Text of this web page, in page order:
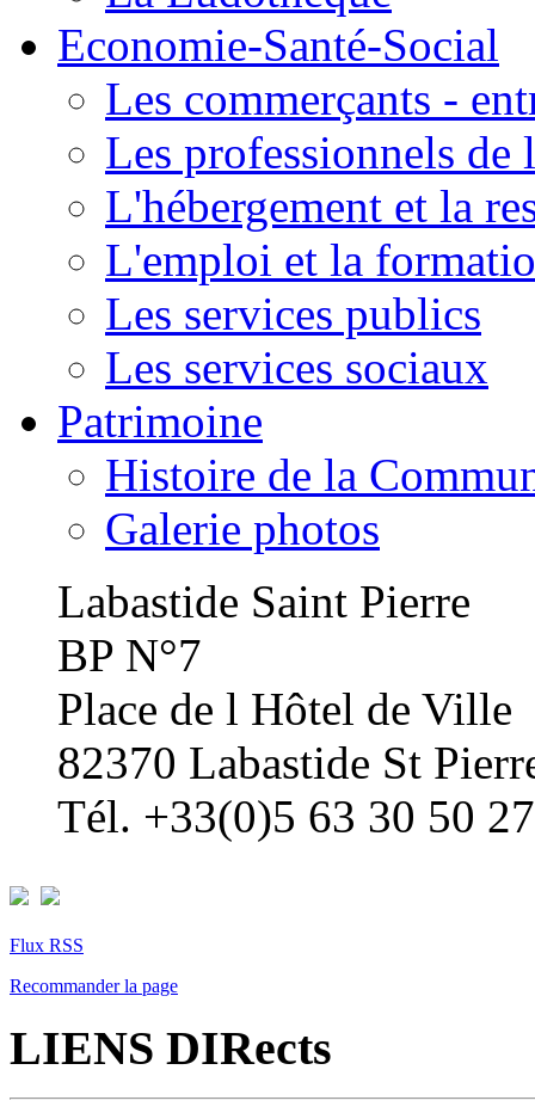
Economie-Santé-Social
Les commerçants -
Les professionnels de
L'hébergement et la
L'emploi et la
Les services publics
Les services sociaux
Patrimoine
Histoire de la
Galerie photos
Labastide Saint Pierre
BP N°7
Place de l Hôtel de Ville
82370 Labastide St
Tél. +33(0)5 63 30 50 27
Flux RSS
Recommander la page
LIENS DIRects